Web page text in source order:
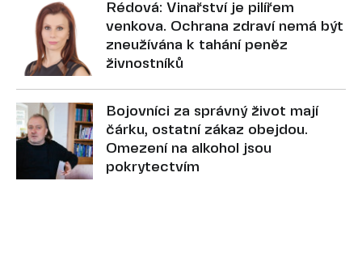
Rédová: Vinařství je pilířem
venkova. Ochrana zdraví nemá být
zneužívána k tahání peněz
živnostníků
Bojovníci za správný život mají
čárku, ostatní zákaz obejdou.
Omezení na alkohol jsou
pokrytectvím